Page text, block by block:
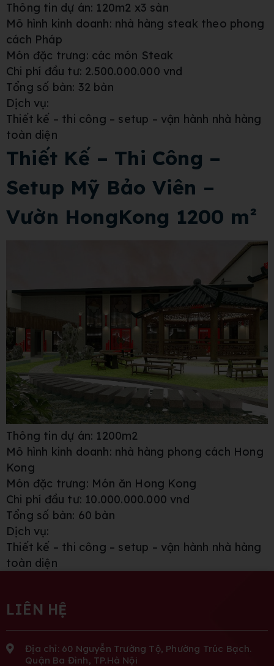
Thông tin dự án: 120m2 x3 sàn
Mô hình kinh doanh: nhà hàng steak theo phong
cách Pháp
Món đặc trưng: các món Steak
Chi phí đầu tư: 2.500.000.000 vnd
Tổng số bàn: 32 bàn
Dịch vụ:
Thiết kế – thi công – setup – vận hành nhà hàng
toàn diện
Thiết Kế – Thi Công –
Setup Mỹ Bảo Viên –
Vườn HongKong 1200 m²
Thông tin dự án: 1200m2
Mô hình kinh doanh: nhà hàng phong cách Hong
Kong
Món đặc trưng: Món ăn Hong Kong
Chi phí đầu tư: 10.000.000.000 vnd
Tổng số bàn: 60 bàn
Dịch vụ:
Thiết kế – thi công – setup – vận hành nhà hàng
toàn diện
LIÊN HỆ
Địa chỉ: 60 Nguyễn Trường Tộ, Phường Trúc Bạch.
Quận Ba Đình, TP.Hà Nội